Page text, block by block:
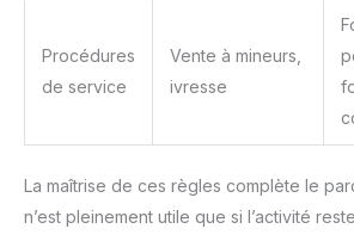
Procédures
de service
Vente à mineurs,
ivresse
La maîtrise de ces règles complète le
n’est pleinement utile que si l’activité